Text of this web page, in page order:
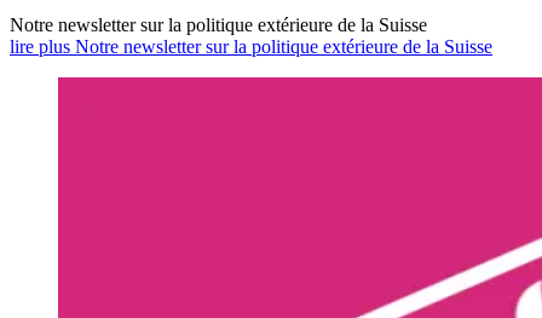
Notre newsletter sur la politique extérieure de la Suisse
lire plus Notre newsletter sur la politique extérieure de la Suisse